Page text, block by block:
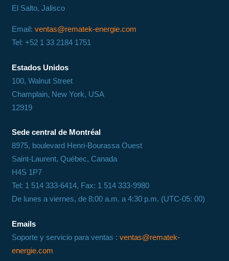
El Salto, Jalisco
Email: ventas@rematek-energie.com
Tel: +52 1 33 2184 1751
Estados Unidos
100, Walnut Street
Champlain, New York, USA
12919
Sede central de Montréal
8975, boulevard Henri-Bourassa Ouest
Saint-Laurent, Québec, Canada
H4S 1P7
Tel: 1 514 333-6414, Fax: 1 514 333-9980
De lunes a viernes, de 8:00 a.m. a 4:30 p.m. (UTC-05: 00)
Emails
Soporte y servicio para ventas : ventas@rematek-
energie.com